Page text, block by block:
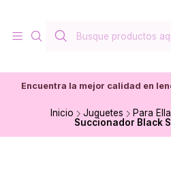
Encuentra la mejor calidad en
Inicio Juguetes Para
Succionador Black